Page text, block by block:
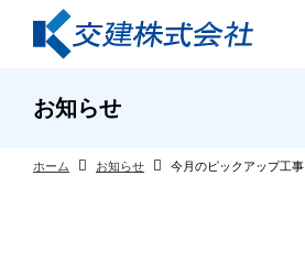
お知らせ
ホーム お知らせ 今月のピックアップ工事